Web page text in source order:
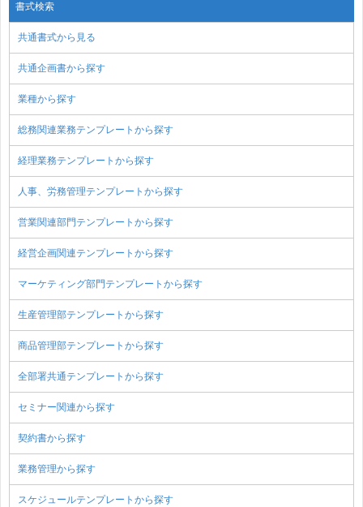
書式検索
共通書式から見る
共通企画書から探す
業種から探す
総務関連業務テンプレートから探す
経理業務テンプレートから探す
人事、労務管理テンプレートから探す
営業関連部門テンプレートから探す
経営企画関連テンプレートから探す
マーケティング部門テンプレートから探す
生産管理部テンプレートから探す
商品管理部テンプレートから探す
全部署共通テンプレートから探す
セミナー関連から探す
契約書から探す
業務管理から探す
スケジュールテンプレートから探す